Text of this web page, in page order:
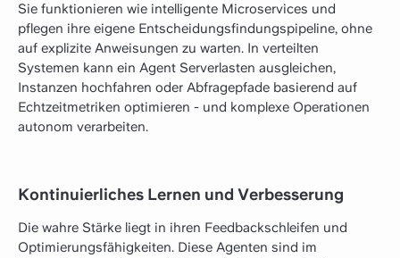
Sie funktionieren wie intelligente Microservices und
pflegen ihre eigene Entscheidungsfindungspipeline, ohne
auf explizite Anweisungen zu warten. In verteilten
Systemen kann ein Agent Serverlasten ausgleichen,
Instanzen hochfahren oder Abfragepfade basierend auf
Echtzeitmetriken optimieren - und komplexe Operationen
autonom verarbeiten.
Kontinuierliches Lernen und Verbesserung
Die wahre Stärke liegt in ihren Feedbackschleifen und
Optimierungsfähigkeiten. Diese Agenten sind im